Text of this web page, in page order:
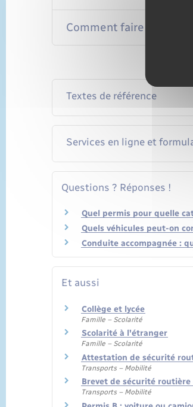
Comment faire en cas
Textes de référence
Services en ligne et
Questions ? Réponses !
Quel permis pour quelle
Quels véhicules peut-on
Conduite accompagnée :
Et aussi
Collège et lycée
Famille – Scolarité
Scolarité à l'étranger
Famille – Scolarité
Attestation de sécurité
Transports – Mobilité
Brevet de sécurité routière
Transports – Mobilité